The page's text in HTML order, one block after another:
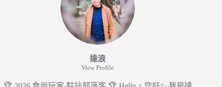
達浪
View Profile